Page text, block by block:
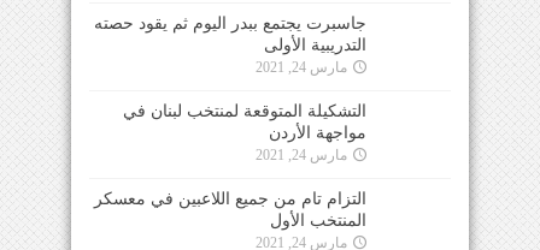
جاسبرت يجتمع ببدر اليوم ثم يقود حصته
التدريبية الأولى
مارس 24, 2021
التشكيلة المتوقعة لمنتخب لبنان في
مواجهة الأردن
مارس 24, 2021
التزام تام من جميع اللاعبين في معسكر
المنتخب الأول
مارس 24, 2021